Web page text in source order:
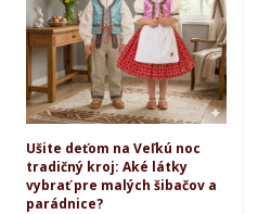
Ušite deťom na Veľkú noc
tradičný kroj: Aké látky
vybrať pre malých šibačov a
parádnice?